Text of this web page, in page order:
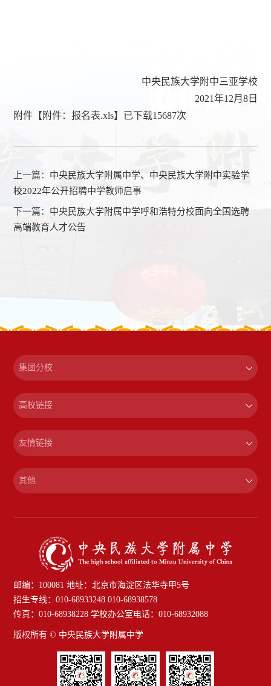
中央民族大学附中三亚学校
2021年12月8日
附件【 附件：报名表.xls】已下载15687次
上一篇： 中央民族大学附属中学、中央民族大学附中实验学
校2022年公开招聘中学教师启事
下一篇： 中央民族大学附属中学呼和浩特分校面向全国选聘
高端教育人才公告
集团分校
高校链接
友情链接
其他
邮编：100081 地址：北京市海淀区法华寺甲5号
招生专线：010-68933248 010-68938578
传真：010-68938228 学校办公室电话：010-68932088
版权所有 © 中央民族大学附属中学